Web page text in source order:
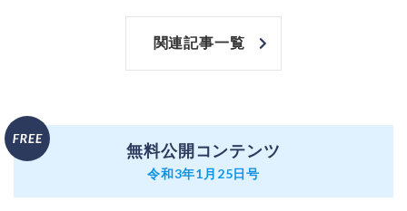
関連記事一覧
無料公開コンテンツ
令和3年1月25日号